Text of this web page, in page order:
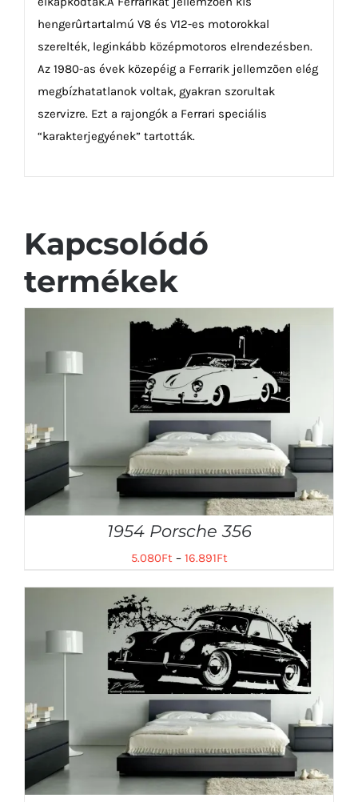
hengerûrtartalmú V8 és V12-es motorokkal
szerelték, leginkább középmotoros elrendezésben.
Az 1980-as évek közepéig a Ferrarik jellemzõen elég
megbízhatatlanok voltak, gyakran szorultak
szervizre. Ezt a rajongók a Ferrari speciális
“karakterjegyének” tartották.
Kapcsolódó
termékek
1954 Porsche 356
5.080Ft– 16.891Ft